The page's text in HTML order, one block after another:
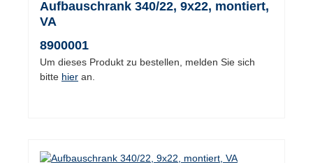
Aufbauschrank 340/22, 9x22, montiert,
VA
8900001
Um dieses Produkt zu bestellen, melden Sie sich
bitte hier an.